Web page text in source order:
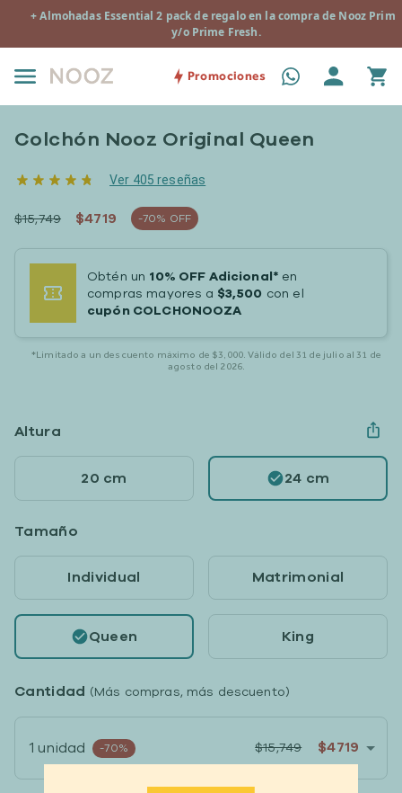
+ Almohadas Essential 2 pack de regalo en la compra de Nooz Prime
y/o Prime Fresh.
Promociones
Colchón Nooz Original Queen
Ver 405 reseñas
$15,749 $4719 -70% OFF
Obtén un 10% OFF Adicional* en
compras mayores a $3,500 con el
cupón COLCHONOOZA
*Limitado a un descuento máximo de $3,000. Válido del 31 de julio al 31 de
agosto del 2026.
Altura
20 cm 24 cm
Tamaño
Individual Matrimonial
Queen King
Cantidad (Más compras, más descuento)
1 unidad -70% $15,749 $4719